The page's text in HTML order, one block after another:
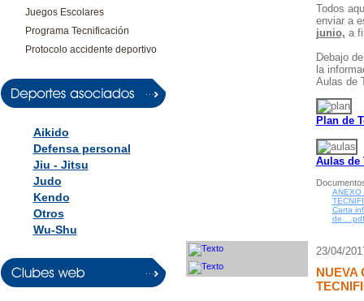
Juegos Escolares
Programa Tecnificación
Protocolo accidente deportivo
Aikido
Defensa personal
Jiu - Jitsu
Judo
Kendo
Otros
Wu-Shu
Todos
enviar a
junio, a
Debajo
la
Aulas de
Plan de
Aulas de
ANEXO
Carta
de….pdf
23/04/
NUEVA